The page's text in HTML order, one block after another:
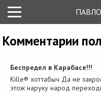
Комментарии
Беспредел в Карабасе!!!
Kille® хоттабыч Да не
этож наруку народ